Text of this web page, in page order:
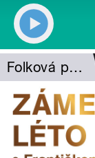
Folková pohlazení